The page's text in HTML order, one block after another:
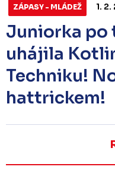
ZÁPASY - MLÁDEŽ 1.
Juniorka po
uhájila
Techniku!
hattrickem!